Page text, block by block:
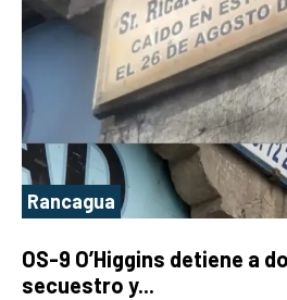
Rancagua
OS-9 O’Higgins detiene a
secuestro y...